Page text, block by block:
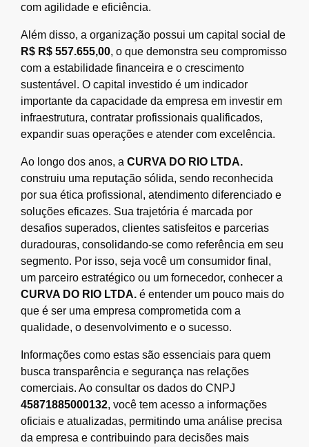
com agilidade e eficiência.
Além disso, a organização possui um capital social de
R$ R$ 557.655,00, o que demonstra seu compromisso
com a estabilidade financeira e o crescimento
sustentável. O capital investido é um indicador
importante da capacidade da empresa em investir em
infraestrutura, contratar profissionais qualificados,
expandir suas operações e atender com excelência.
Ao longo dos anos, a CURVA DO RIO LTDA.
construiu uma reputação sólida, sendo reconhecida
por sua ética profissional, atendimento diferenciado e
soluções eficazes. Sua trajetória é marcada por
desafios superados, clientes satisfeitos e parcerias
duradouras, consolidando-se como referência em seu
segmento. Por isso, seja você um consumidor final,
um parceiro estratégico ou um fornecedor, conhecer a
CURVA DO RIO LTDA. é entender um pouco mais do
que é ser uma empresa comprometida com a
qualidade, o desenvolvimento e o sucesso.
Informações como estas são essenciais para quem
busca transparência e segurança nas relações
comerciais. Ao consultar os dados do CNPJ
45871885000132, você tem acesso a informações
oficiais e atualizadas, permitindo uma análise precisa
da empresa e contribuindo para decisões mais